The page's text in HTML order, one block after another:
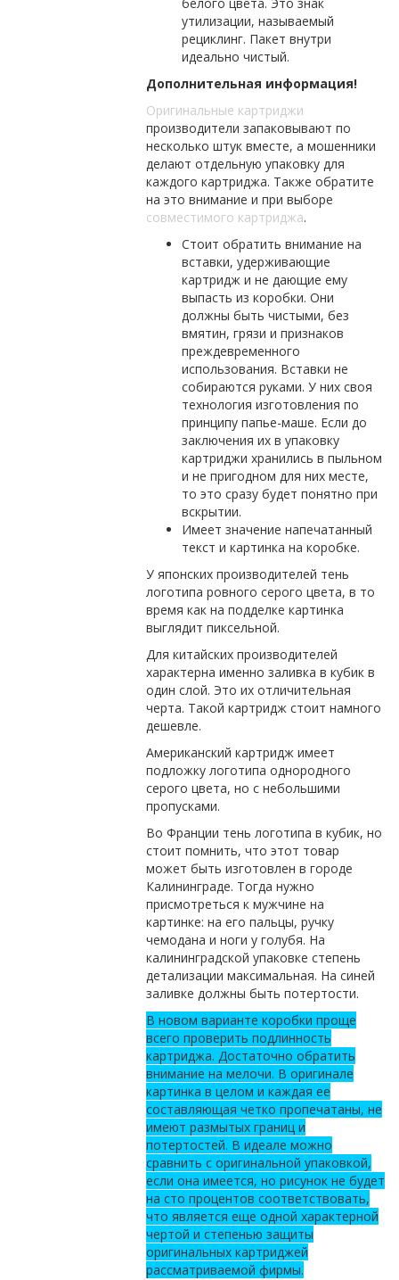
утилизации, называемый
рециклинг. Пакет внутри
идеально чистый.
Дополнительная информация!
Оригинальные картриджи
производители запаковывают по
несколько штук вместе, а мошенники
делают отдельную упаковку для
каждого картриджа. Также обратите
на это внимание и при выборе
совместимого картриджа.
Стоит обратить внимание на
вставки, удерживающие
картридж и не дающие ему
выпасть из коробки. Они
должны быть чистыми, без
вмятин, грязи и признаков
преждевременного
использования. Вставки не
собираются руками. У них своя
технология изготовления по
принципу папье-маше. Если до
заключения их в упаковку
картриджи хранились в пыльном
и не пригодном для них месте,
то это сразу будет понятно при
вскрытии.
Имеет значение напечатанный
текст и картинка на коробке.
У японских производителей тень
логотипа ровного серого цвета, в то
время как на подделке картинка
выглядит пиксельной.
Для китайских производителей
характерна именно заливка в кубик в
один слой. Это их отличительная
черта. Такой картридж стоит намного
дешевле.
Американский картридж имеет
подложку логотипа однородного
серого цвета, но с небольшими
пропусками.
Во Франции тень логотипа в кубик, но
стоит помнить, что этот товар
может быть изготовлен в городе
Калининграде. Тогда нужно
присмотреться к мужчине на
картинке: на его пальцы, ручку
чемодана и ноги у голубя. На
калининградской упаковке степень
детализации максимальная. На синей
заливке должны быть потертости.
В новом варианте коробки проще
всего проверить подлинность
картриджа. Достаточно обратить
внимание на мелочи. В оригинале
картинка в целом и каждая ее
составляющая четко пропечатаны, не
имеют размытых границ и
потертостей. В идеале можно
сравнить с оригинальной упаковкой,
если она имеется, но рисунок не будет
на сто процентов соответствовать,
что является еще одной характерной
чертой и степенью защиты
оригинальных картриджей
рассматриваемой фирмы.